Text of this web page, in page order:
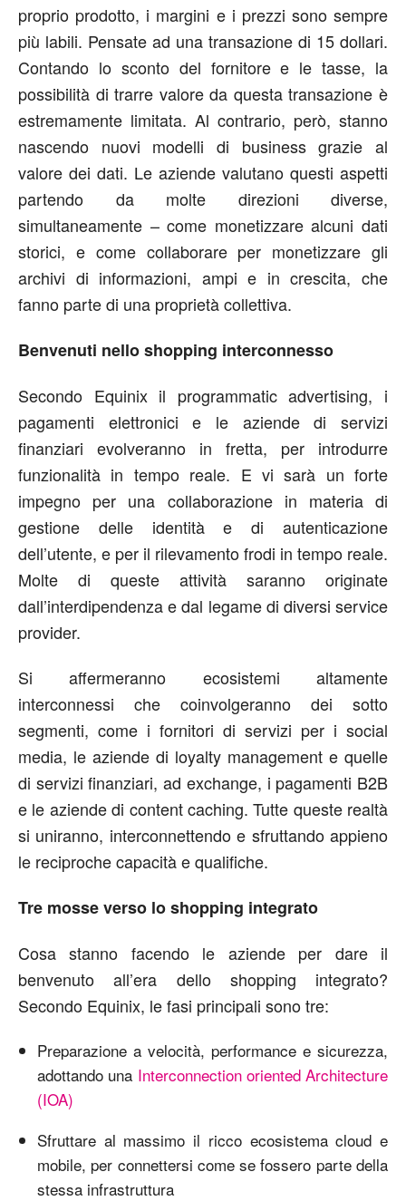
proprio prodotto, i margini e i prezzi sono sempre
più labili. Pensate ad una transazione di 15 dollari.
Contando lo sconto del fornitore e le tasse, la
possibilità di trarre valore da questa transazione è
estremamente limitata. Al contrario, però, stanno
nascendo nuovi modelli di business grazie al
valore dei dati. Le aziende valutano questi aspetti
partendo da molte direzioni diverse,
simultaneamente – come monetizzare alcuni dati
storici, e come collaborare per monetizzare gli
archivi di informazioni, ampi e in crescita, che
fanno parte di una proprietà collettiva.
Benvenuti nello shopping interconnesso
Secondo Equinix il programmatic advertising, i
pagamenti elettronici e le aziende di servizi
finanziari evolveranno in fretta, per introdurre
funzionalità in tempo reale. E vi sarà un forte
impegno per una collaborazione in materia di
gestione delle identità e di autenticazione
dell’utente, e per il rilevamento frodi in tempo reale.
Molte di queste attività saranno originate
dall’interdipendenza e dal legame di diversi service
provider.
Si affermeranno ecosistemi altamente
interconnessi che coinvolgeranno dei sotto
segmenti, come i fornitori di servizi per i social
media, le aziende di loyalty management e quelle
di servizi finanziari, ad exchange, i pagamenti B2B
e le aziende di content caching. Tutte queste realtà
si uniranno, interconnettendo e sfruttando appieno
le reciproche capacità e qualifiche.
Tre mosse verso lo shopping integrato
Cosa stanno facendo le aziende per dare il
benvenuto all’era dello shopping integrato?
Secondo Equinix, le fasi principali sono tre:
Preparazione a velocità, performance e sicurezza,
adottando una Interconnection oriented Architecture
(IOA)
Sfruttare al massimo il ricco ecosistema cloud e
mobile, per connettersi come se fossero parte della
stessa infrastruttura